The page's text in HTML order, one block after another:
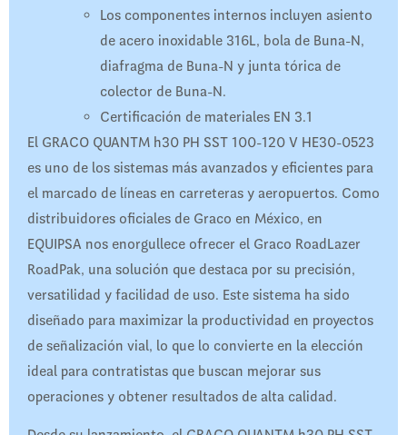
Los componentes internos incluyen asiento
de acero inoxidable 316L, bola de Buna-N,
diafragma de Buna-N y junta tórica de
colector de Buna-N.
Certificación de materiales EN 3.1
El GRACO QUANTM h30 PH SST 100-120 V HE30-0523
es uno de los sistemas más avanzados y eficientes para
el marcado de líneas en carreteras y aeropuertos. Como
distribuidores oficiales de Graco en México, en
EQUIPSA nos enorgullece ofrecer el Graco RoadLazer
RoadPak, una solución que destaca por su precisión,
versatilidad y facilidad de uso. Este sistema ha sido
diseñado para maximizar la productividad en proyectos
de señalización vial, lo que lo convierte en la elección
ideal para contratistas que buscan mejorar sus
operaciones y obtener resultados de alta calidad.